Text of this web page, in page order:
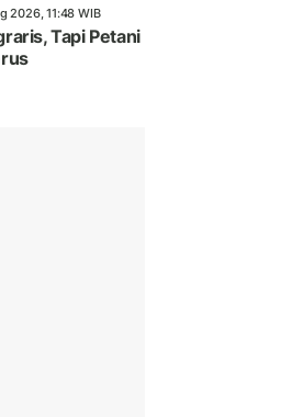
2026, 11:48 WIB
Tapi Petani